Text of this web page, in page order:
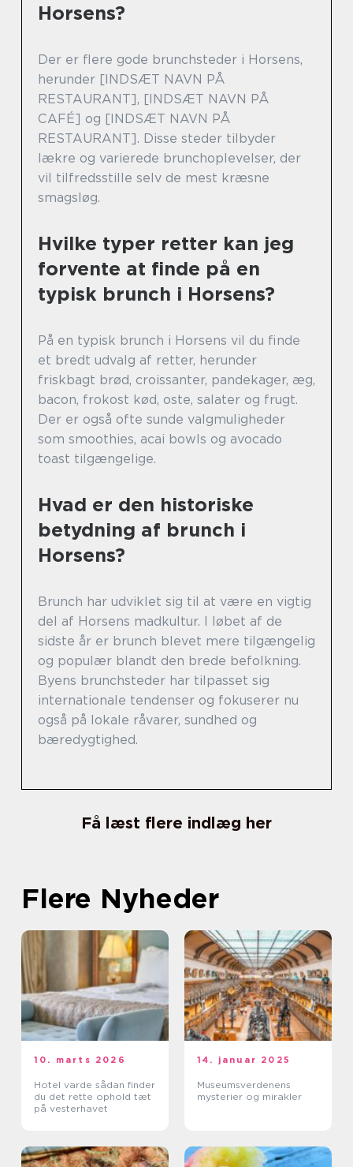
Horsens?
Der er flere gode brunchsteder i Horsens,
herunder [INDSÆT NAVN PÅ
RESTAURANT], [INDSÆT NAVN PÅ
CAFÉ] og [INDSÆT NAVN PÅ
RESTAURANT]. Disse steder tilbyder
lækre og varierede brunchoplevelser, der
vil tilfredsstille selv de mest kræsne
smagsløg.
Hvilke typer retter kan jeg
forvente at finde på en
typisk brunch i Horsens?
På en typisk brunch i Horsens vil du finde
et bredt udvalg af retter, herunder
friskbagt brød, croissanter, pandekager, æg,
bacon, frokost kød, oste, salater og frugt.
Der er også ofte sunde valgmuligheder
som smoothies, acai bowls og avocado
toast tilgængelige.
Hvad er den historiske
betydning af brunch i
Horsens?
Brunch har udviklet sig til at være en vigtig
del af Horsens madkultur. I løbet af de
sidste år er brunch blevet mere tilgængelig
og populær blandt den brede befolkning.
Byens brunchsteder har tilpasset sig
internationale tendenser og fokuserer nu
også på lokale råvarer, sundhed og
bæredygtighed.
Få læst flere indlæg her
Flere Nyheder
10. marts 2026
Hotel varde sådan finder
du det rette ophold tæt
på vesterhavet
14. januar 2025
Museumsverdenens
mysterier og mirakler